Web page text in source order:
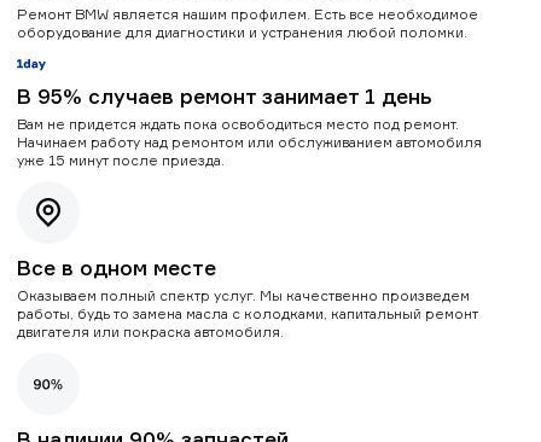
Ремонт BMW является нашим профилем. Есть все необходимое
оборудование для диагностики и устранения любой поломки.
В 95% случаев ремонт занимает 1 день
Вам не придется ждать пока освободиться место под ремонт.
Начинаем работу над ремонтом или обслуживанием автомобиля
уже 15 минут после приезда.
Все в одном месте
Оказываем полный спектр услуг. Мы качественно произведем
работы, будь то замена масла с колодками, капитальный ремонт
двигателя или покраска автомобиля.